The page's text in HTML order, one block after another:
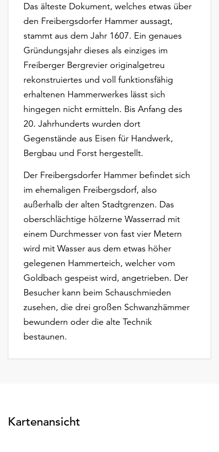
Ihnen
Seite
Schaltfläche
„Cookie-
Einstellungen“
Verfügung.
Cookies
werden
ohne
Einverständnis
weiterhin
ausgeführt.
Möchten
verwendeten
Cookies
anpassen,
erreichen
Einstellungen
Informationen
finden
Das älteste Dokument, welches etwas über
den Freibergsdorfer Hammer aussagt,
stammt aus dem Jahr 1607. Ein genaues
Gründungsjahr dieses als einziges im
Freiberger Bergrevier originalgetreu
rekonstruiertes und voll funktionsfähig
erhaltenen Hammerwerkes lässt sich
hingegen nicht ermitteln. Bis Anfang des
20. Jahrhunderts wurden dort
Gegenstände aus Eisen für Handwerk,
Bergbau und Forst hergestellt.
Der Freibergsdorfer Hammer befindet sich
im ehemaligen Freibergsdorf, also
außerhalb der alten Stadtgrenzen. Das
oberschlächtige hölzerne Wasserrad mit
einem Durchmesser von fast vier Metern
wird mit Wasser aus dem etwas höher
gelegenen Hammerteich, welcher vom
Goldbach gespeist wird, angetrieben. Der
Besucher kann beim Schauschmieden
zusehen, die drei großen Schwanzhämmer
bewundern oder die alte Technik
bestaunen.
Kartenansicht